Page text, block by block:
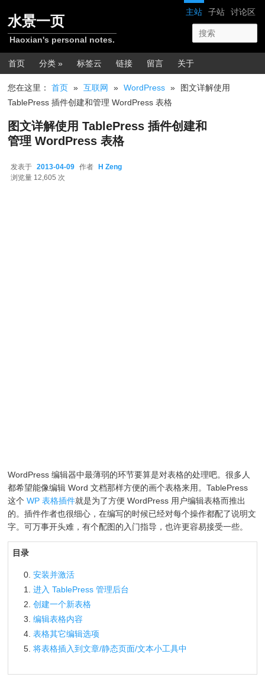
网站导航
主站 子站 讨论区
水景一页
Haoxian's personal notes.
主菜单
首页 分类 » 标签云 链接 留言 关于
您在这里：首页 » 互联网 » WordPress »
图文详解使用
TablePress 插件创建和管理 WordPress 表格
图文详解使用 TablePress 插件创建和
管理 WordPress 表格
发表于 2013-04-09 作者 H Zeng
浏览量 12,605 次
WordPress 编辑器中最薄弱的环节要算是对表格的处理吧。很多人
都希望能像编辑 Word 文档那样方便的画个表格来用。TablePress
这个WP 表格插件就是为了方便 WordPress 用户编辑表格而推出
的。插件作者也很细心，在编写的时候已经对每个操作都配了说明文
字。可万事开头难，有个配图的入门指导，也许更容易接受一些。
目录
安装并激活
进入 TablePress 管理后台
创建一个新表格
编辑表格内容
表格其它编辑选项
将表格插入到文章/静态页面/文本小工具中